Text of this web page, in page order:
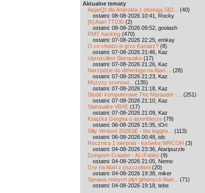
Aktualne tematy
AspeQt dla Androida z obsługą SIO...
(40)
ostatni: 08-08-2026 10:41, Rocky
[K] Atari TT030 (2)
ostatni: 08-08-2026 09:52, goolash
RMT hacking (470)
ostatni: 07-08-2026 22:25, emkay
O co chodzi w grze Kasiarz? (8)
ostatni: 07-08-2026 21:46, Kaz
Uprościłem Starquake (17)
ostatni: 07-08-2026 21:26, Kaz
Narzędzie do ditheringu na Atari ...
(28)
ostatni: 07-08-2026 21:23, Kaz
Muzycy scenowi...
(135)
ostatni: 07-08-2026 21:18, Kaz
Studio komputerowe The Marauder -...
(251)
ostatni: 07-08-2026 21:10, Kaz
Starquake VBXE (17)
ostatni: 07-08-2026 21:09, Kaz
Książka Gorgha o asemblerze (79)
ostatni: 06-08-2026 15:35, tOri
Silly Venture 2026SE - the bigges...
(113)
ostatni: 06-08-2026 00:48, tdc
Rocznica 1 sierpnia - turówka WRCOH (3)
ostatni: 04-08-2026 23:36, Ataripuzzle
Dungeon Crawler - AI (Fable) (9)
ostatni: 04-08-2026 21:05, Nemo
Gry na Atari z pszczołami (20)
ostatni: 04-08-2026 19:38, miker
Sprawa nowych płyt głównych Atari...
(71)
ostatni: 04-08-2026 19:18, tebe